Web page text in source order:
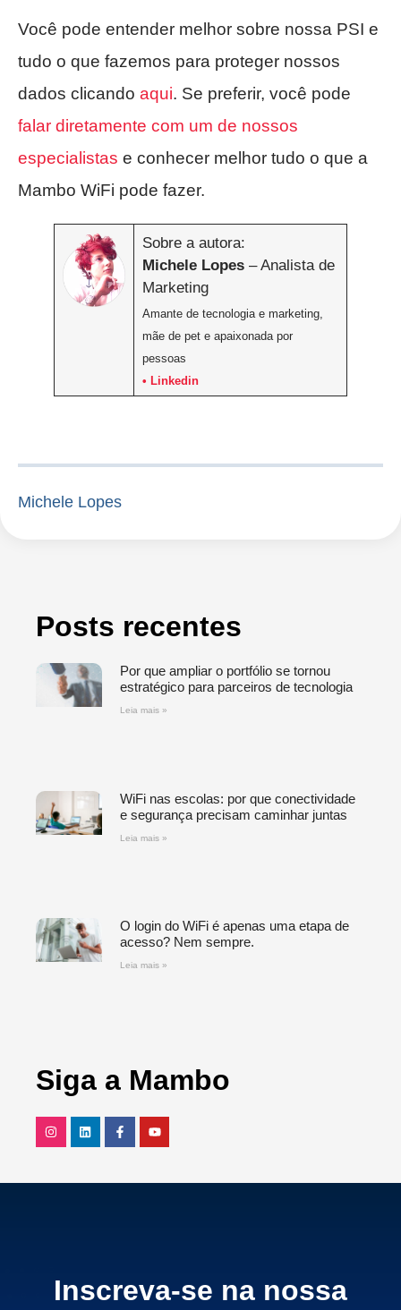
Você pode entender melhor sobre nossa PSI e
tudo o que fazemos para proteger nossos
dados clicando aqui. Se preferir, você pode
falar diretamente com um de nossos
especialistas e conhecer melhor tudo o que a
Mambo WiFi pode fazer.
Sobre a autora:
Michele Lopes– Analista de
Marketing
Amante de tecnologia e marketing,
mãe de pet e apaixonada por
pessoas
• Linkedin
Michele Lopes
Posts recentes
Por que ampliar o portfólio se tornou
estratégico para parceiros de tecnologia
Leia mais »
WiFi nas escolas: por que conectividade
e segurança precisam caminhar juntas
Leia mais »
O login do WiFi é apenas uma etapa de
acesso? Nem sempre.
Leia mais »
Siga a Mambo
Inscreva-se na nossa